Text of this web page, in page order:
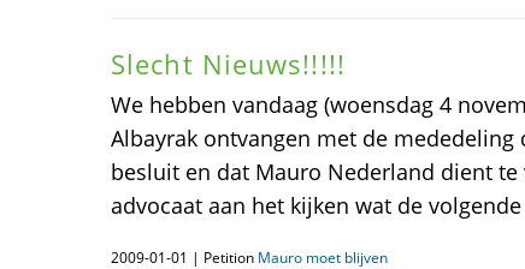
Slecht Nieuws!!!!!
We hebben vandaag (woensdag 4
Albayrak ontvangen met de
besluit en dat Mauro Nederland dient
advocaat aan het kijken wat de
2009-01-01 | Petition Mauro moet blijven